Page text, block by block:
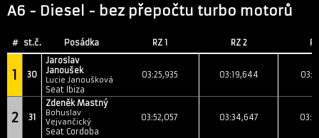
A6 - Diesel - bez přepočtu turbo motorů
# st.č. Posádka RZ 1 RZ 2
1 30
Jaroslav
Janoušek
Lucie Janoušková
Seat Ibiza
03:25,935 03:19,644
2 31
Zdeněk Mastný
Bohuslav
Vejvančický
Seat Cordoba
03:52,057 03:34,647